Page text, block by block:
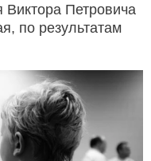
Виктора Петровича
по результатам